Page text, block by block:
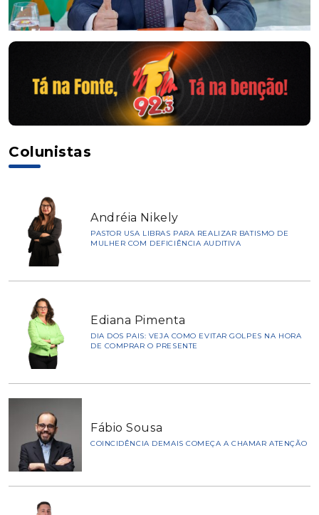
Colunistas
Andréia Nikely
PASTOR USA LIBRAS PARA REALIZAR BATISMO DE
MULHER COM DEFICIÊNCIA AUDITIVA
Ediana Pimenta
DIA DOS PAIS: VEJA COMO EVITAR GOLPES NA HORA
DE COMPRAR O PRESENTE
Fábio Sousa
COINCIDÊNCIA DEMAIS COMEÇA A CHAMAR ATENÇÃO